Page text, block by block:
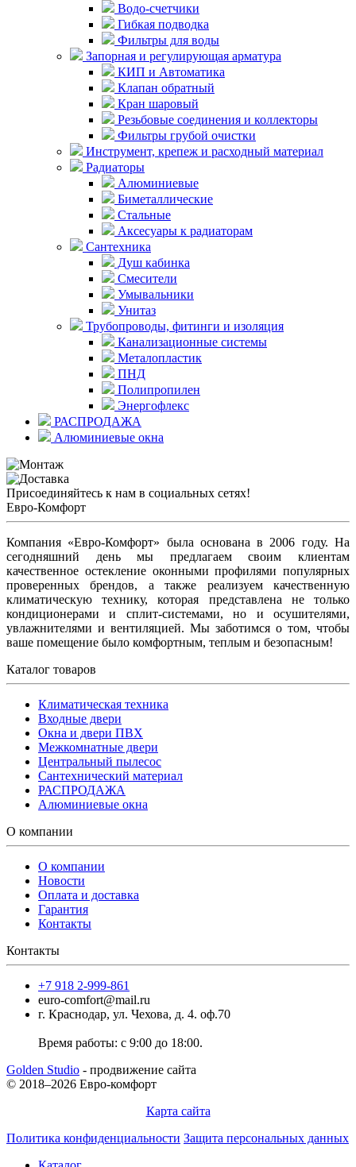
Водо-счетчики
Гибкая подводка
Фильтры для воды
Запорная и регулирующая арматура
КИП и Автоматика
Клапан обратный
Кран шаровый
Резьбовые соединения и коллекторы
Фильтры грубой очистки
Инструмент, крепеж и расходный материал
Радиаторы
Алюминиевые
Биметаллические
Стальные
Аксесуары к радиаторам
Сантехника
Душ кабинка
Смесители
Умывальники
Унитаз
Трубопроводы, фитинги и изоляция
Канализационные системы
Металопластик
ПНД
Полипропилен
Энергофлекс
РАСПРОДАЖА
Алюминиевые окна
Присоединяйтесь к нам в социальных сетях!
Евро-Комфорт
Компания «Евро-Комфорт» была основана в 2006 году. На
сегодняшний день мы предлагаем своим клиентам
качественное остекление оконными профилями популярных
проверенных брендов, а также реализуем качественную
климатическую технику, которая представлена не только
кондиционерами и сплит-системами, но и осушителями,
увлажнителями и вентиляцией. Мы заботимся о том, чтобы
ваше помещение было комфортным, теплым и безопасным!
Каталог товаров
Климатическая техника
Входные двери
Окна и двери ПВХ
Межкомнатные двери
Центральный пылесос
Сантехнический материал
РАСПРОДАЖА
Алюминиевые окна
О компании
О компании
Новости
Оплата и доставка
Гарантия
Контакты
Контакты
+7 918 2-999-861
euro-comfort@mail.ru
г. Краснодар, ул. Чехова, д. 4. оф.70
Время работы: с 9:00 до 18:00.
Golden Studio - продвижение сайта
© 2018–2026 Евро-комфорт
Карта сайта
Политика конфиденциальности Защита персональных данных